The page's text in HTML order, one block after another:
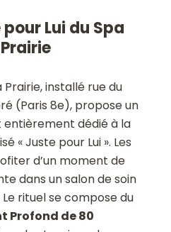
Lui du Spa
Prairie, installé rue du
(Paris 8e), propose un
dédié à la
« Juste pour Lui ». Les
d’un moment de
dans un salon de soin
rituel se compose du
Profond de 80